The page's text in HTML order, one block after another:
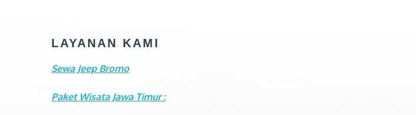
LAYANAN KAMI
Sewa Jeep Bromo
Paket Wisata Jawa Timur :